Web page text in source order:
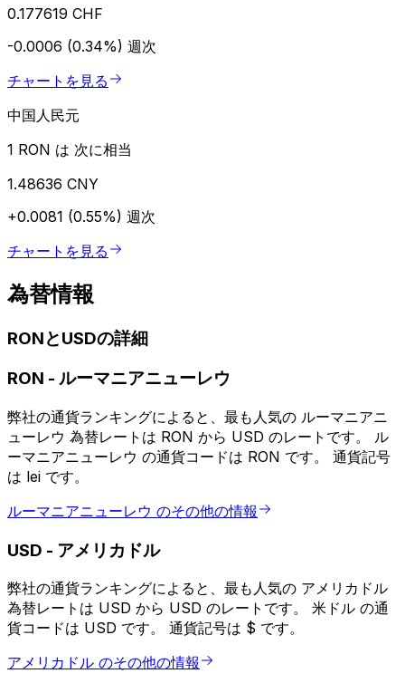
0.177619 CHF
-0.0006 (0.34%) 週次
チャートを見る
中国人民元
1 RON は 次に相当
1.48636 CNY
+0.0081 (0.55%) 週次
チャートを見る
為替情報
RONとUSDの詳細
RON - ルーマニアニューレウ
弊社の通貨ランキングによると、最も人気の ルーマニアニ
ューレウ 為替レートは RON から USD のレートです。 ル
ーマニアニューレウ の通貨コードは RON です。 通貨記号
は lei です。
ルーマニアニューレウ のその他の情報
USD - アメリカドル
弊社の通貨ランキングによると、最も人気の アメリカドル
為替レートは USD から USD のレートです。 米ドル の通
貨コードは USD です。 通貨記号は $ です。
アメリカドル のその他の情報